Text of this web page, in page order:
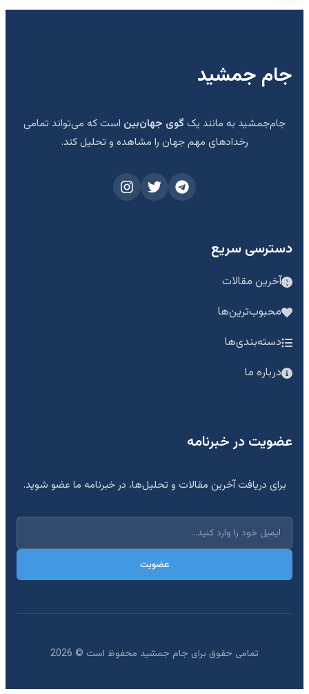
جام جمشید
جام‌جمشید به مانند یک گوی جهان‌بین است که می‌تواند تمامی
رخدادهای مهم جهان را مشاهده و تحلیل کند.
دسترسی سریع
آخرین مقالات
محبوب‌ترین‌ها
دسته‌بندی‌ها
درباره ما
عضویت در خبرنامه
برای دریافت آخرین مقالات و تحلیل‌ها، در خبرنامه ما عضو شوید.
عضویت
تمامی حقوق برای جام جمشید محفوظ است © 2026